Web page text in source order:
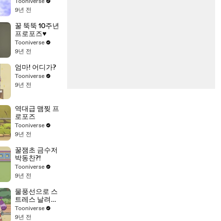
9년 전
꿀 뚝뚝 10주년
프로포즈♥
Tooniverse
9년 전
엄마! 어디가?
Tooniverse
9년 전
역대급 맴찢 프
로포즈
Tooniverse
9년 전
꿀잼초 금수저
박동찬?!
Tooniverse
9년 전
물풍선으로 스
트레스 날려버
려☆
Tooniverse
9년 전